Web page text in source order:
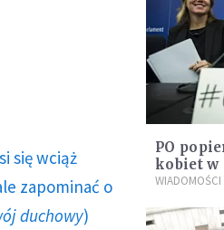
się wciąż
zapominać o
duchowy)
PO
kobiet w
WIADOMOŚCI